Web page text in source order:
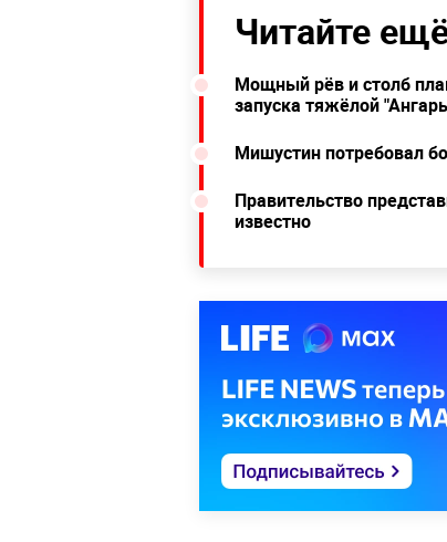
Читайте
Мощный рёв и столб
запуска тяжёлой
Мишустин потребовал
Правительство
известно